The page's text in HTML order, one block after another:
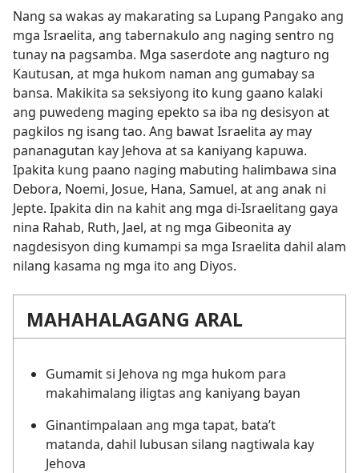
Nang sa wakas ay makarating sa Lupang Pangako ang
mga Israelita, ang tabernakulo ang naging sentro ng
tunay na pagsamba. Mga saserdote ang nagturo ng
Kautusan, at mga hukom naman ang gumabay sa
bansa. Makikita sa seksiyong ito kung gaano kalaki
ang puwedeng maging epekto sa iba ng desisyon at
pagkilos ng isang tao. Ang bawat Israelita ay may
pananagutan kay Jehova at sa kaniyang kapuwa.
Ipakita kung paano naging mabuting halimbawa sina
Debora, Noemi, Josue, Hana, Samuel, at ang anak ni
Jepte. Ipakita din na kahit ang mga di-Israelitang gaya
nina Rahab, Ruth, Jael, at ng mga Gibeonita ay
nagdesisyon ding kumampi sa mga Israelita dahil alam
nilang kasama ng mga ito ang Diyos.
MAHAHALAGANG ARAL
Gumamit si Jehova ng mga hukom para
makahimalang iligtas ang kaniyang bayan
Ginantimpalaan ang mga tapat, bata’t
matanda, dahil lubusan silang nagtiwala kay
Jehova